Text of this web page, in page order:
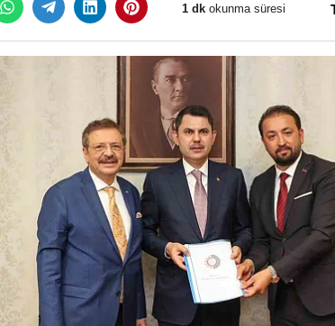
1 dk okunma süresi